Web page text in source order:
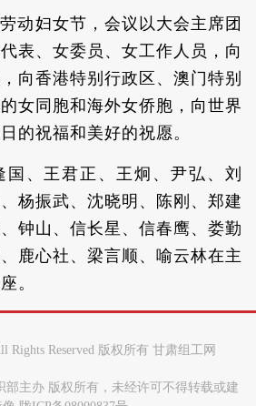
动妇女节，会议以大会主席团
表、女委员、女工作人员，向
向香港特别行政区、澳门特别
女同胞和海外女侨胞，向世界
的祝福和美好的祝愿。
国、王君正、王炯、尹弘、刘
杨振武、沈晓明、陈刚、郑建
钟山、信长星、信春鹰、娄勤
鹿心社、梁言顺、喻云林在主
。
Rights Reserved 版权所有 甘肃组工网
部主办 版权所有，未经许可不得转载或建